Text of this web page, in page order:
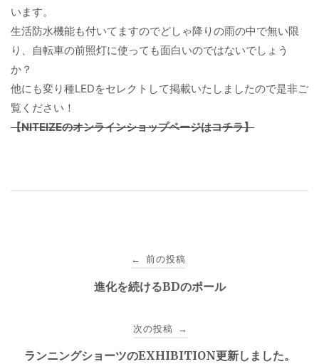
います。
生活防水機能も付いてますのでどしゃ降りの雨の中で無い限
り、自転車の前照灯に使っても面白いのではないでしょう
か？
他にも変り種LEDをセレクトして掲載いたしましたので是非ご
覧ください！
【NITEIZEのオンラインショップページはコチラ】
← 前の投稿
進化を続けるBDのポール
次の投稿 →
ランニングショーツのEXHIBITION更新しました。